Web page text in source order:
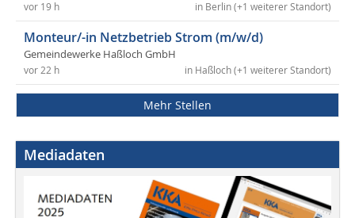
in Berlin (+1 weiterer Standort)
vor 19 h
Monteur/-in Netzbetrieb Strom (m/w/d)
Gemeindewerke Haßloch GmbH
in Haßloch (+1 weiterer Standort)
vor 22 h
Mehr Stellen
Mediadaten